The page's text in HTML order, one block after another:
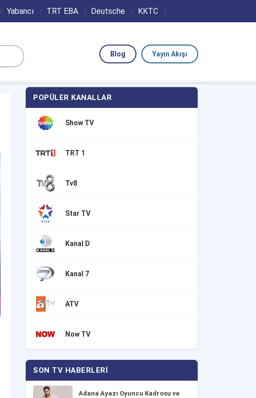
Yabancı TRT EBA Deutsche KKTC
Yayın Akışı
Blog
POPÜLER KANALLAR
Show TV
TRT 1
Tv8
Star TV
Kanal D
Kanal 7
ATV
Now TV
SON TV HABERLERI
Adana Ayazı Oyuncu Kadrosu ve